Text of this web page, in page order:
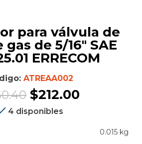
de 5/16″ SAE
ERRECOM
ATREAA002
Original
price
$212.00
$212.00.
4 disponibles
0.015 kg